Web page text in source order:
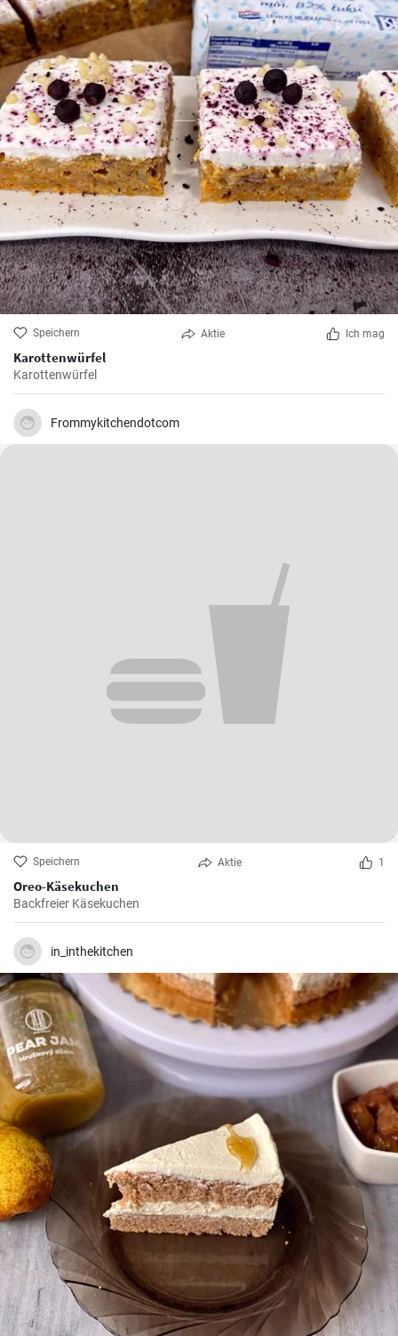
Speichern Aktie Ich mag
Karottenwürfel
Karottenwürfel
Frommykitchendotcom
Speichern Aktie 1
Oreo-Käsekuchen
Backfreier Käsekuchen
in_inthekitchen